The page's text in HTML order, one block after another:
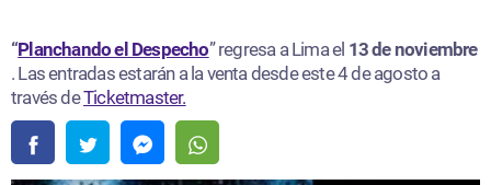
“Planchando el Despecho” regresa a Lima el 13 de noviembre
. Las entradas estarán a la venta desde este 4 de agosto a
través deTicketmaster.